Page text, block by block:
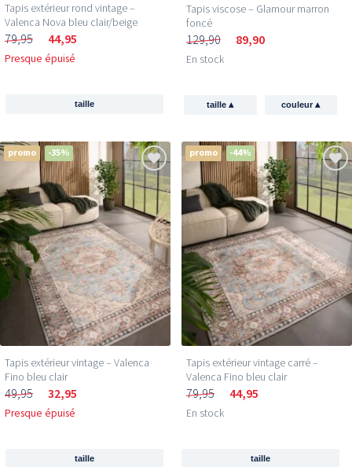
Tapis extérieur rond vintage –
Valenca Nova bleu clair/beige
79,95 44,95
Presque épuisé
taille
Tapis viscose – Glamour marron
foncé
129,90 89,90
En stock
taille▴ couleur▴
promo -35%
Tapis extérieur vintage – Valenca
Fino bleu clair
49,95 32,95
Presque épuisé
taille
promo -44%
Tapis extérieur vintage carré –
Valenca Fino bleu clair
79,95 44,95
En stock
taille